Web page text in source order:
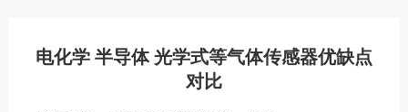
电化学 半导体 光学式等气体传感器优缺点
对比